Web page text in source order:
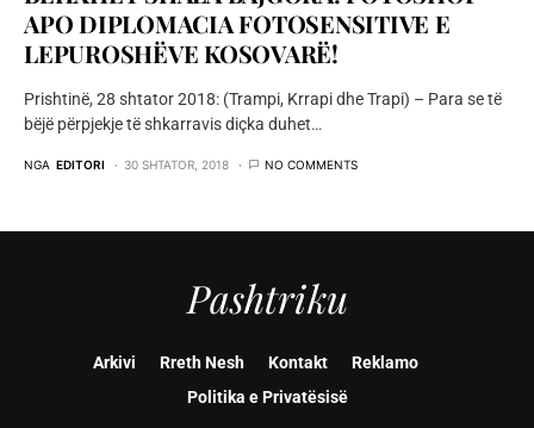
APO DIPLOMACIA FOTOSENSITIVE E
LEPUROSHËVE KOSOVARË!
Prishtinë, 28 shtator 2018: (Trampi, Krrapi dhe Trapi) – Para se të
bëjë përpjekje të shkarravis diçka duhet…
NGA EDITORI 30 SHTATOR, 2018 NO COMMENTS
Pashtriku
Arkivi Rreth Nesh Kontakt
Reklamo
Politika e Privatësisë